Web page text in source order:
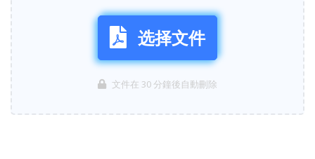
选择文件
文件在 30 分鐘後自動刪除